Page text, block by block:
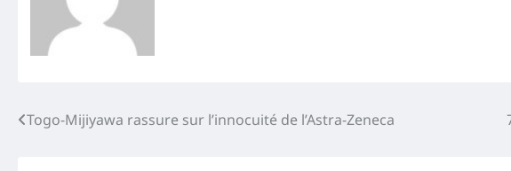
Post
Togo-Mijiyawa rassure sur l’innocuité de l’Astra-Zeneca